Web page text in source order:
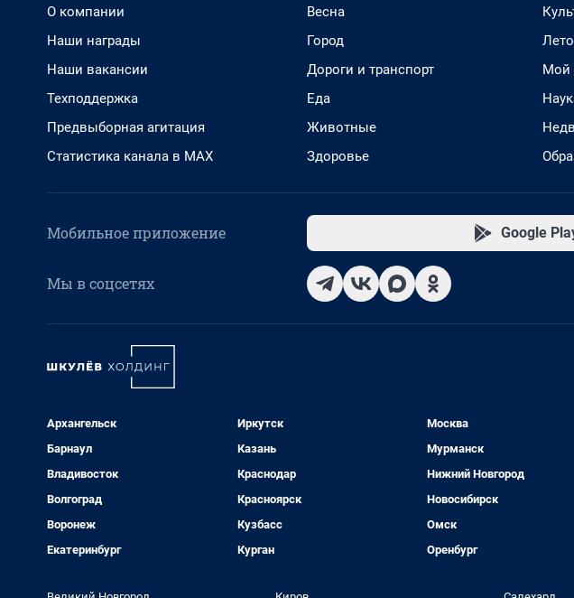
О компании
Наши награды
Наши вакансии
Техподдержка
Предвыборная агитация
Статистика канала в MAX
Весна
Город
Дороги и транспорт
Еда
Животные
Здоровье
Лето
Мой
Мобильное приложение Google
Мы в соцсетях
Архангельск
Барнаул
Владивосток
Волгоград
Воронеж
Екатеринбург
Иркутск
Казань
Краснодар
Красноярск
Кузбасс
Курган
Москва
Мурманск
Нижний Новгород
Новосибирск
Омск
Оренбург